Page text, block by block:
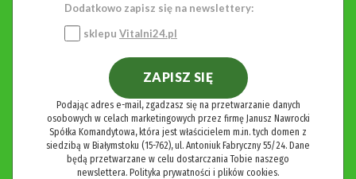
Dodatkowo zapisz się na newslettery:
sklepu Vitalni24.pl
ZAPISZ SIĘ
Podając adres e-mail, zgadzasz się na przetwarzanie danych
osobowych w celach marketingowych przez firmę Janusz Nawrocki
Spółka Komandytowa, która jest właścicielem m.in. tych domen z
siedzibą w Białymstoku (15-762), ul. Antoniuk Fabryczny 55/24. Dane
będą przetwarzane w celu dostarczania Tobie naszego
newslettera. Polityka prywatności i plików cookies.